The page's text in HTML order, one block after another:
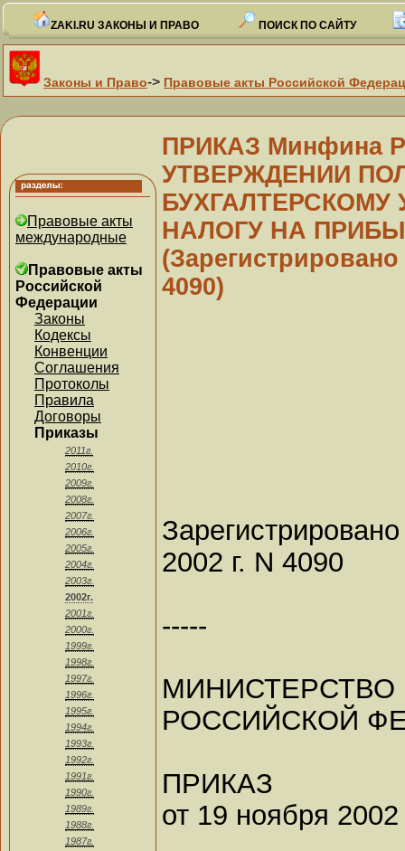
ZAKI.RU ЗАКОНЫ И ПРАВО ПОИСК ПО САЙТУ
Законы и Право-> Правовые акты Российской
Правовые акты
международные
Правовые акты
Российской
Федерации
Законы
Кодексы
Конвенции
Соглашения
Протоколы
Правила
Договоры
Приказы
2011г.
2010г.
2009г.
2008г.
2007г.
2006г.
2005г.
2004г.
2003г.
2002г.
2001г.
2000г.
1999г.
1998г.
1997г.
1996г.
1995г.
1994г.
1993г.
1992г.
1991г.
1990г.
1989г.
1988г.
1987г.
ПРИКАЗ Минфина
УТВЕРЖДЕНИИ
БУХГАЛТЕРСКОМУ
НАЛОГУ НА
4090)
2002 г. N 4090
-----
РОССИЙСКОЙ
ПРИКАЗ
от 19 ноября 2002